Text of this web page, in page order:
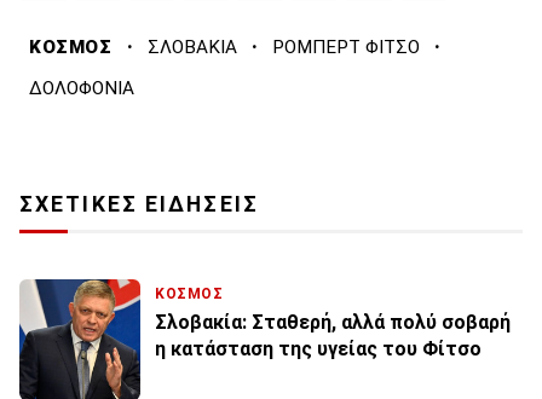
ΚΟΣΜΟΣ · ΣΛΟΒΑΚΙΑ · ΡΟΜΠΕΡΤ ΦΙΤΣΟ ·
ΔΟΛΟΦΟΝΙΑ
ΣΧΕΤΙΚΕΣ ΕΙΔΗΣΕΙΣ
ΚΟΣΜΟΣ
Σλοβακία: Σταθερή, αλλά πολύ σοβαρή
η κατάσταση της υγείας του Φίτσο